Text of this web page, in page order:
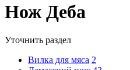
Нож Деба
Уточнить раздел
Вилка для мяса 2